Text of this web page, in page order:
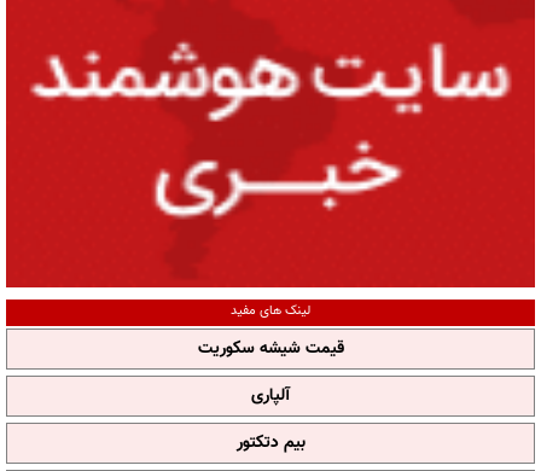
لینک های مفید
قیمت شیشه سکوریت
آلپاری
بیم دتکتور